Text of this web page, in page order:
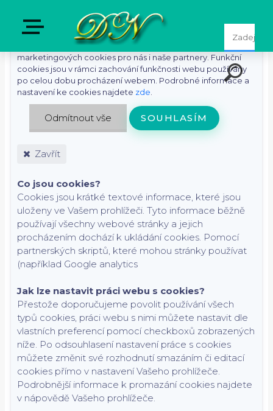
S cílem usnadnit uživatelům používat naše webové stránky
využíváme cookies. Kliknutím na tlačítko "Souhlasím"
souhlasíte s použitím preferenčních, statistických i
marketingových cookies pro nás i naše partnery. Funkční
cookies jsou v rámci zachování funkčnosti webu používány
po celou dobu procházení webem. Podrobné informace a
nastavení ke cookies najdete zde
Odmítnout vše SOUHLASÍM
Zavřít
Co jsou cookies?
Cookies jsou krátké textové informace, které jsou
uloženy ve Vašem prohlížeči. Tyto informace běžně
používají všechny webové stránky a jejich
procházením dochází k ukládání cookies. Pomocí
partnerských skriptů, které mohou stránky používat
(například Google analytics
Jak lze nastavit práci webu s cookies?
Přestože doporučujeme povolit používání všech
typů cookies, práci webu s nimi můžete nastavit dle
vlastních preferencí pomocí checkboxů zobrazených
níže. Po odsouhlasení nastavení práce s cookies
můžete změnit své rozhodnutí smazáním či editací
cookies přímo v nastavení Vašeho prohlížeče.
Podrobnější informace k promazání cookies najdete
v nápovědě Vašeho prohlížeče.